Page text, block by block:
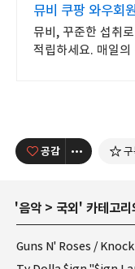
뮤비 쿠팡 와우회
뮤비, 꾸준한 섭취
적립하세요. 매일
공감
'음악 > 국외' 카테고리
Guns N' Roses /